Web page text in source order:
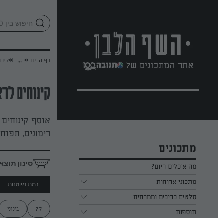
מתכונים
מה אוכלים היום?
מתכוני ארוחות
ארוחת בוקר
ארוחת צהריים
סלטים כריכים וממרחים
כל הסלטים כריכים וממרחים
תוספות
דף הבית »
...
»
קינוחים
אוסף
רימונים,
סינון
רמת מיומנות
קל בינוני